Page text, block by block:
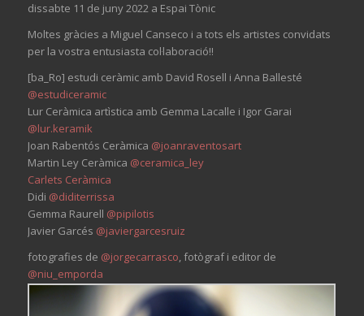
dissabte 11 de juny 2022 a Espai Tònic
Moltes gràcies a Miguel Canseco i a tots els artistes convidats
per la vostra entusiasta col·laboració!!
[ba_Ro] estudi ceràmic amb David Rosell i Anna Ballesté
@estudiceramic
Lur Ceràmica artìstica amb Gemma Lacalle i Igor Garai
@lur.keramik
Joan Rabentós Ceràmica @joanraventosart
Martin Ley Ceràmica @ceramica_ley
Carlets Ceràmica
Didi @diditerrissa
Gemma Raurell @pipilotis
Javier Garcés @javiergarcesruiz
fotografies de @jorgecarrasco, fotògraf i editor de
@niu_emporda